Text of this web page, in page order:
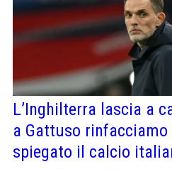
L’Inghilterra lascia a
a Gattuso rinfacciamo
spiegato il calcio